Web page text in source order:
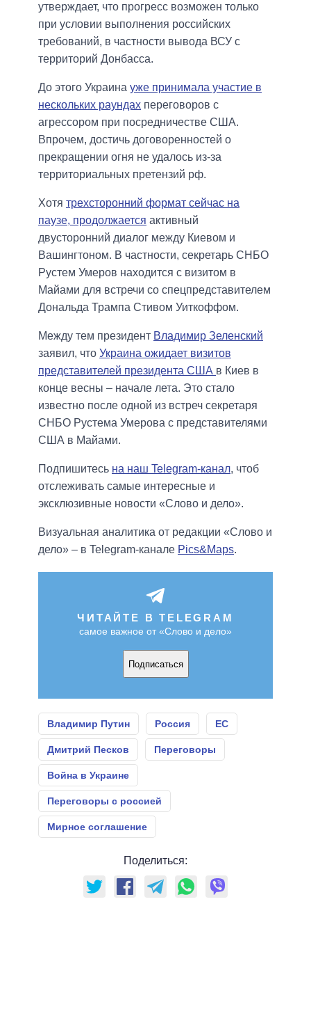
утверждает, что прогресс возможен только
при условии выполнения российских
требований, в частности вывода ВСУ с
территорий Донбасса.
До этого Украина уже принимала участие в
нескольких раундах переговоров с
агрессором при посредничестве США.
Впрочем, достичь договоренностей о
прекращении огня не удалось из-за
территориальных претензий рф.
Хотя трехсторонний формат сейчас на
паузе, продолжается активный
двусторонний диалог между Киевом и
Вашингтоном. В частности, секретарь СНБО
Рустем Умеров находится с визитом в
Майами для встречи со спецпредставителем
Дональда Трампа Стивом Уиткоффом.
Между тем президент Владимир Зеленский
заявил, что Украина ожидает визитов
представителей президента США в Киев в
конце весны – начале лета. Это стало
известно после одной из встреч секретаря
СНБО Рустема Умерова с представителями
США в Майами.
Подпишитесь на наш Telegram-канал, чтоб
отслеживать самые интересные и
эксклюзивные новости «Слово и дело».
Визуальная аналитика от редакции «Слово и
дело» – в Telegram-канале Pics&Maps.
ЧИТАЙТЕ В TELEGRAM
самое важное от «Слово и дело»
Подписаться
Владимир Путин Россия ЕС
Дмитрий Песков Переговоры
Война в Украине
Переговоры с россией
Мирное соглашение
Поделиться: